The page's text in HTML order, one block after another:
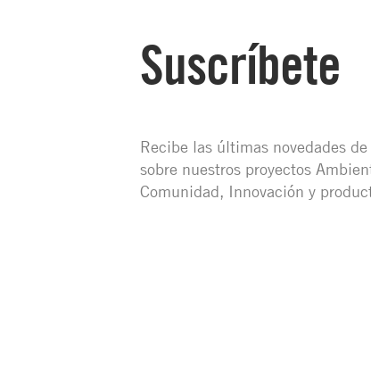
Suscríbete
Recibe las últimas novedades
sobre nuestros proyectos
Comunidad, Innovación y